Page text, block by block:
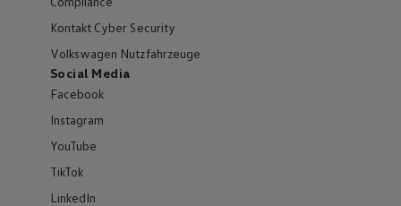
Kontakt Cyber Security
Volkswagen Nutzfahrzeuge
Social Media
Facebook
Instagram
YouTube
TikTok
LinkedIn